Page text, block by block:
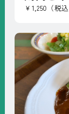
￥1,250（税込